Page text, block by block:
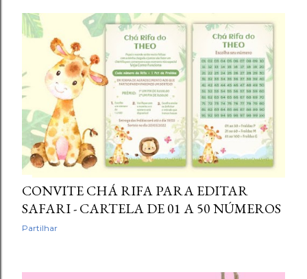
CONVITE CHÁ RIFA PARA EDITAR
SAFARI - CARTELA DE 01 A 50 NÚMEROS
Partilhar